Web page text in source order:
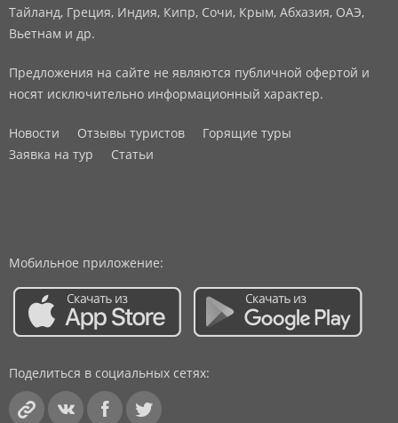
Тайланд, Греция, Индия, Кипр, Сочи, Крым, Абхазия, ОАЭ,
Вьетнам и др.
Предложения на сайте не являются публичной офертой и
носят исключительно информационный характер.
Новости Отзывы туристов
Горящие туры
Заявка на тур
Статьи
Мобильное приложение:
Поделиться в социальных сетях: